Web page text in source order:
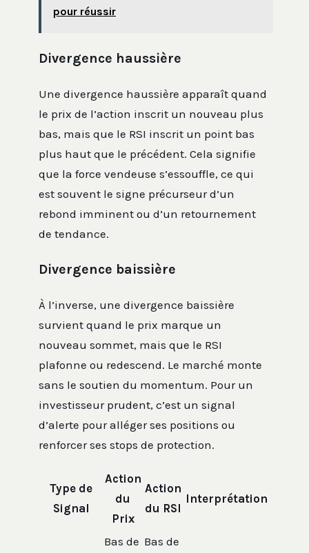
pour réussir
Divergence haussière
Une divergence haussière apparaît quand
le prix de l’action inscrit un nouveau plus
bas, mais que le RSI inscrit un point bas
plus haut que le précédent. Cela signifie
que la force vendeuse s’essouffle, ce qui
est souvent le signe précurseur d’un
rebond imminent ou d’un retournement
de tendance.
Divergence baissière
À l’inverse, une divergence baissière
survient quand le prix marque un
nouveau sommet, mais que le RSI
plafonne ou redescend. Le marché monte
sans le soutien du momentum. Pour un
investisseur prudent, c’est un signal
d’alerte pour alléger ses positions ou
renforcer ses stops de protection.
Type de
Signal
Action
du
Prix
Action
du RSI
Interprétation
Bas de Bas de